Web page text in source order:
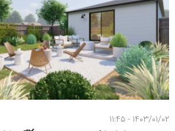
1403/01/02 - 11:45